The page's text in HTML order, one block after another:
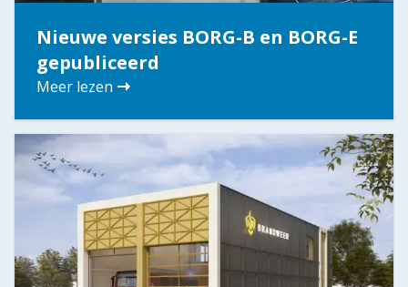
Nieuwe versies BORG-B en BORG-E
gepubliceerd
Meer lezen